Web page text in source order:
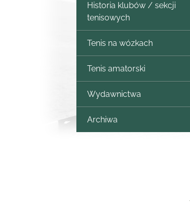
Historia klubów / sekcji
tenisowych
Tenis na wózkach
Tenis amatorski
Wydawnictwa
Archiwa